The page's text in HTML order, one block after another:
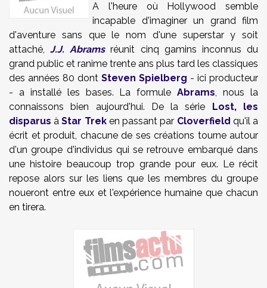
A l'heure où Hollywood semble
incapable d'imaginer un grand film
d'aventure sans que le nom d'une superstar y soit
attaché,J.J. Abramsréunit cinq gamins inconnus du
grand public et ranime trente ans plus tard les classiques
des années 80 dont Steven Spielberg - ici producteur
- a installé les bases. La formuleAbrams, nous la
connaissons bien aujourd'hui. De la série Lost, les
disparus àStar Treken passant par Cloverfield qu'il a
écrit et produit, chacune de ses créations tourne autour
d'un groupe d'individus qui se retrouve embarqué dans
une histoire beaucoup trop grande pour eux. Le récit
repose alors sur les liens que les membres du groupe
noueront entre eux et l'expérience humaine que chacun
en tirera.